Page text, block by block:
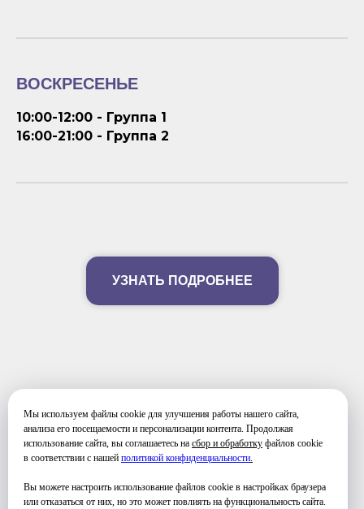
Мы используем файлы cookie для улучшения работы нашего сайта,
анализа его посещаемости и персонализации контента. Продолжая
использование сайта, вы соглашаетесь на сбор и обработку файлов cookie
в соответствии с нашей политикой конфиденциальности.
Вы можете настроить использование файлов cookie в настройках браузера
или отказаться от них, но это может повлиять на функциональность сайта.
ВОСКРЕСЕНЬЕ
10:00-12:00 - Группа 1
16:00-21:00 - Группа 2
УЗНАТЬ ПОДРОБНЕЕ
ФОТО ЗАНЯТИЙ